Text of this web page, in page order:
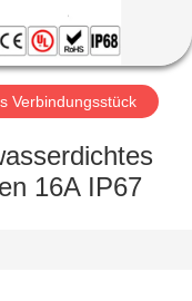
Verbindungsstück
16A IP67